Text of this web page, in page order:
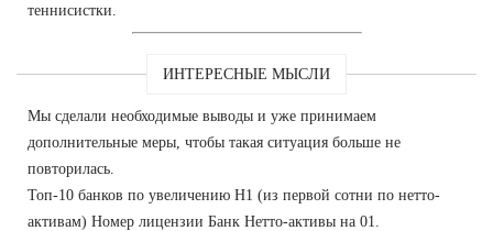
теннисистки.
ИНТЕРЕСНЫЕ МЫСЛИ
Мы сделали необходимые выводы и уже принимаем
дополнительные меры, чтобы такая ситуация больше не
повторилась.
Топ-10 банков по увеличению Н1 (из первой сотни по нетто-
активам) Номер лицензии Банк Нетто-активы на 01.